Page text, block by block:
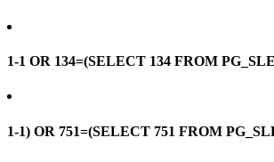
1-1 OR 134=(SELECT 134 FROM
1-1) OR 751=(SELECT 751 FROM